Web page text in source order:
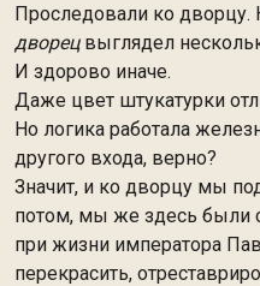
Проследовали ко дворцу.
дворецвыглядел
И здорово иначе.
Даже цвет штукатурки
Но логика работала
другого входа, верно?
Значит, и ко дворцу мы
потом, мы же здесь были
при жизни императора
перекрасить,